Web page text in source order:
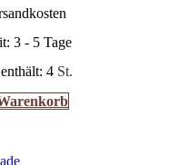
3 - 5 Tage
4 St.